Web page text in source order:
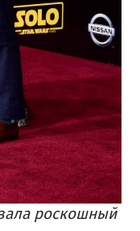
роскошный